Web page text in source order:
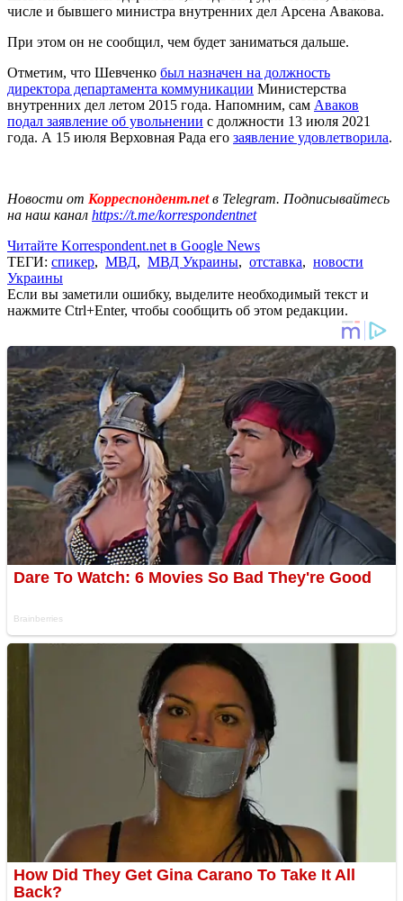
числе и бывшего министра внутренних дел Арсена Авакова.
При этом он не сообщил, чем будет заниматься дальше.
Отметим, что Шевченко был назначен на должность
директора департамента коммуникации Министерства
внутренних дел летом 2015 года. Напомним, сам Аваков
подал заявление об увольнении с должности 13 июля 2021
года. А 15 июля Верховная Рада его заявление удовлетворила.
Новости от Корреспондент.netв Telegram. Подписывайтесь
на наш канал https://t.me/korrespondentnet
Читайте Korrespondent.net в Google News
ТЕГИ: спикер, МВД, МВД Украины, отставка, новости
Украины
Если вы заметили ошибку, выделите необходимый текст и
нажмите Ctrl+Enter, чтобы сообщить об этом редакции.